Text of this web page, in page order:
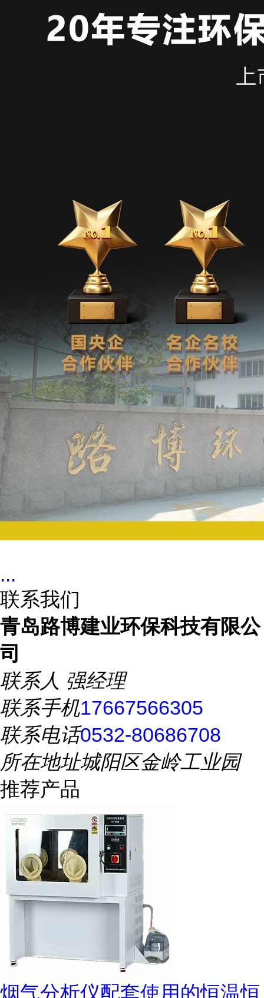
...
联系我们
青岛路博建业环保科技有限公
司
联系人 强经理
联系手机17667566305
联系电话0532-80686708
所在地址城阳区金岭工业园
推荐产品
烟气分析仪配套使用的恒温恒